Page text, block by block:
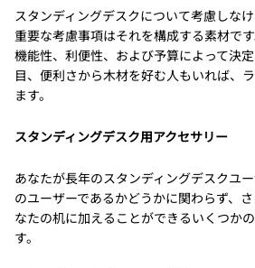
スタンディングデスクについて考慮しな
重要な考慮事項はそれを構成する素材です
機能性、利便性、および予算によって決
目、便利さから木材を好む人もいれば、
ます。
スタンディングデスク用アクセサリー
あなたが長年のスタンディングデスクユ
のユーザーであるかどうかに関わらず、
なたの机に加えることができるいくつか
す。